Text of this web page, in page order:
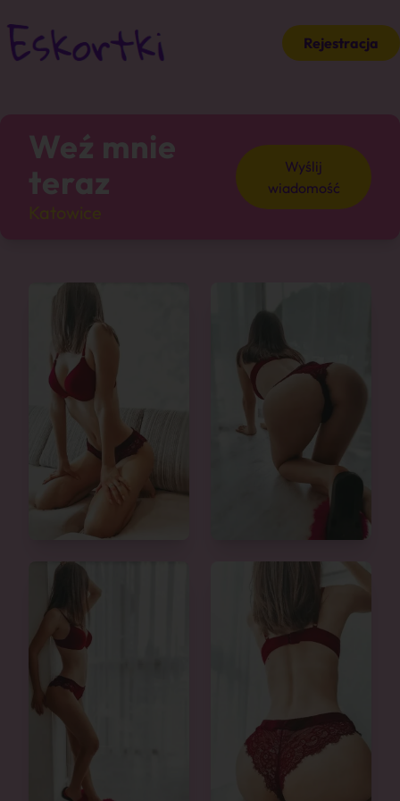
Rejestracja
Weź mnie
teraz
Wyślij
wiadomość